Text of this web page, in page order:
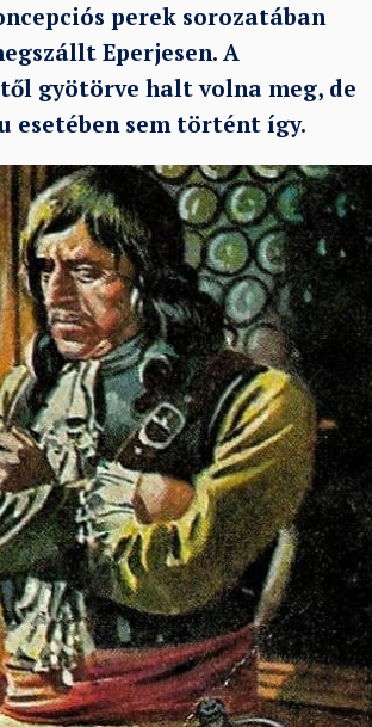
perek sorozatában
Eperjesen. A
gyötörve halt volna meg, de
esetében sem történt így.